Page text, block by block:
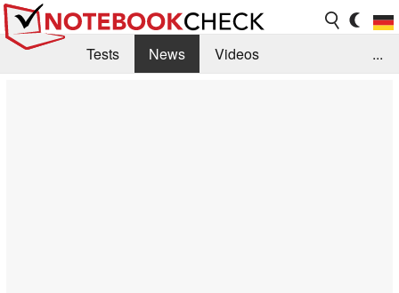
Tests News
Videos
...